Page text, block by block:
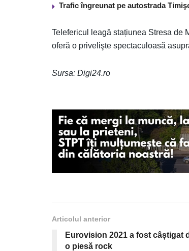
Trafic îngreunat pe autostrada
Telefericul leagă stațiunea Stresa de
oferă o privelişte spectaculoasă
Sursa: Digi24.ro
Articolul anterior
Eurovision 2021 a fost câștigat
o piesă rock